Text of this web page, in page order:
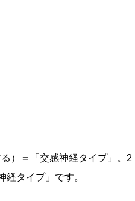
）＝「交感神経タイプ」。2
タイプ」です。